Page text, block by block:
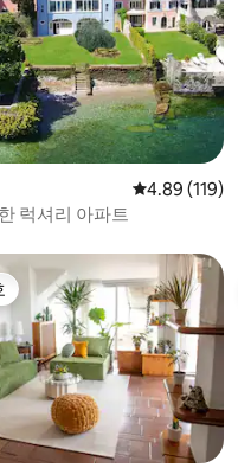
평점 4.89점
4.89 (119)
럭셔리 아파트
호